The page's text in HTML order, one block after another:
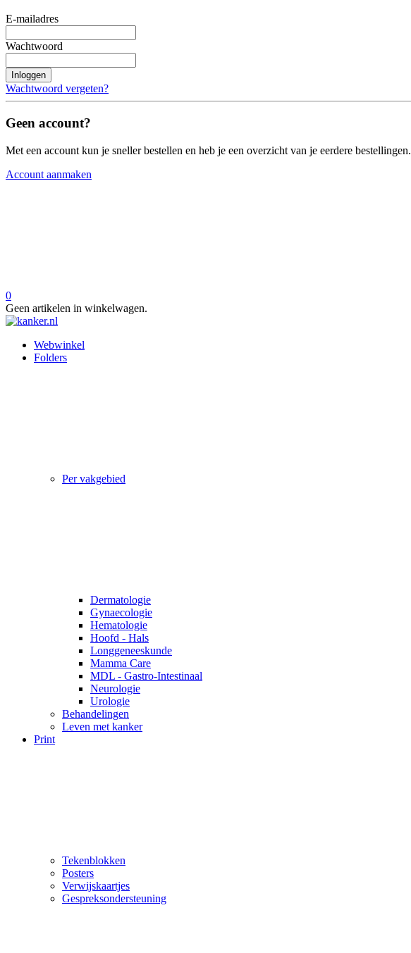
E-mailadres
Wachtwoord
Inloggen
Wachtwoord vergeten?
Geen account?
Met een account kun je sneller bestellen en heb je een overzicht van je eerdere bestellingen.
Account aanmaken
0
Geen artikelen in winkelwagen.
Webwinkel
Folders
Per vakgebied
Dermatologie
Gynaecologie
Hematologie
Hoofd - Hals
Longgeneeskunde
Mamma Care
MDL - Gastro-Intestinaal
Neurologie
Urologie
Behandelingen
Leven met kanker
Print
Tekenblokken
Posters
Verwijskaartjes
Gespreksondersteuning